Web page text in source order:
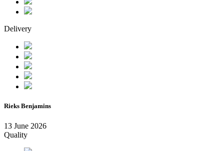
Delivery
Rieks Benjamins
13 June 2026
Quality